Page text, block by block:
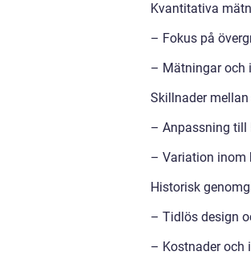
Kvantitativa
– Fokus på
– Mätningar och
Skillnader
– Anpassning till
– Variation inom
Historisk
– Tidlös design
– Kostnader och